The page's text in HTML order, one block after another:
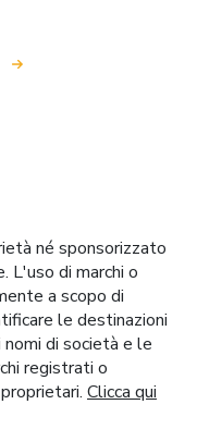
né sponsorizzato
L'uso di marchi o
a scopo di
le destinazioni
di società e le
registrati o
Clicca qui